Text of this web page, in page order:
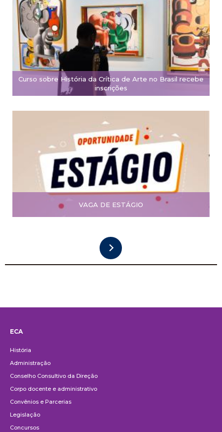
Curso sobre História da Crítica de Arte no Brasil recebe
inscrições
VAGA DE ESTÁGIO
ECA
História
Administração
Conselho Consultivo da Direção
Corpo docente e administrativo
Convênios e Parcerias
Legislação
Concursos